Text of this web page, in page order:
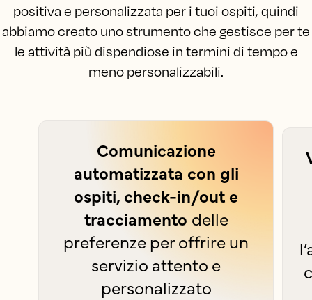
positiva e personalizzata per i tuoi ospiti, quindi
abbiamo creato uno strumento che gestisce per te
le attività più dispendiose in termini di tempo e
meno personalizzabili.
Comunicazione
automatizzata con gli
ospiti, check-in/out e
tracciamento delle
preferenze per offrire un
servizio attento e
personalizzato